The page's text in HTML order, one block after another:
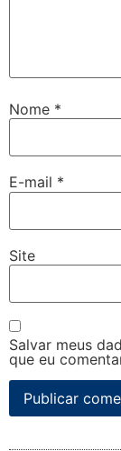
Nome *
E-mail *
Site
Salvar meus
que eu